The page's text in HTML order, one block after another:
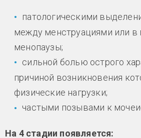
патологическими
между менструациями или в
менопаузы;
сильной болью острого
причиной возникновения
физические нагрузки;
частыми позывами к
На 4 стадии появляется: